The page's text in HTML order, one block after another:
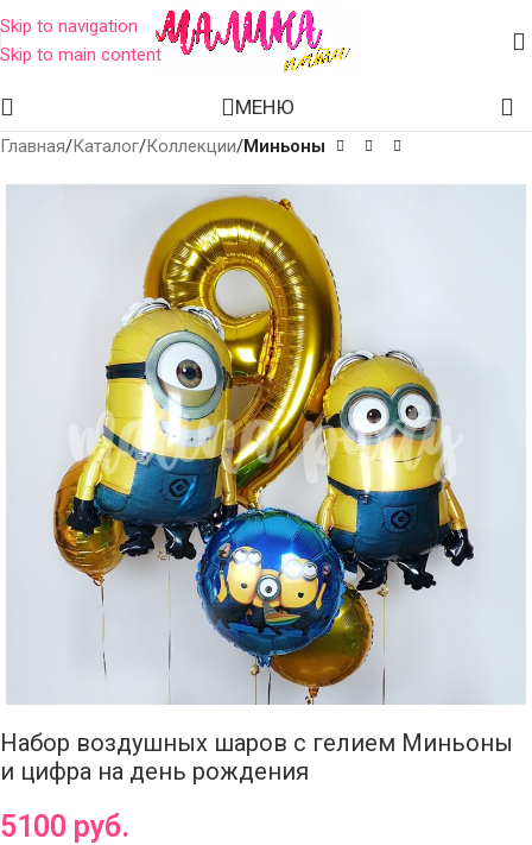
Skip to navigation
Skip to main content
МЕНЮ
Главная Каталог Коллекции Миньоны
Набор воздушных шаров с гелием Миньоны
и цифра на день рождения
5100 руб.